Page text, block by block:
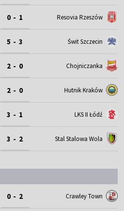
0 - 1 Resovia Rzeszów
5 - 3 Świt Szczecin
2 - 0 Chojniczanka
2 - 0 Hutnik Kraków
3 - 1 LKS II Łódź
3 - 2 Stal Stalowa Wola
0 - 2 Crawley Town